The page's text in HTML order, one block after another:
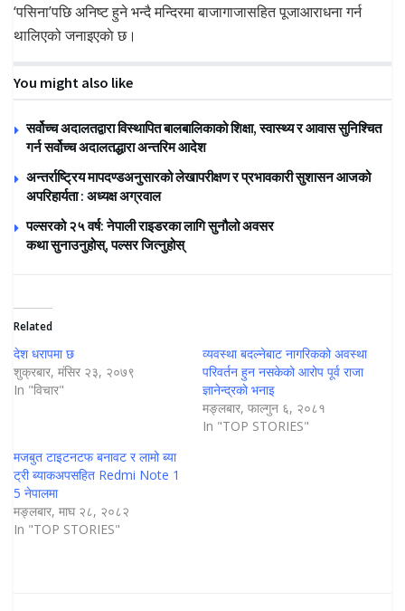
‘पसिना’पछि अनिष्ट हुने भन्दै मन्दिरमा बाजागाजासहित पूजाआराधना गर्न
थालिएको जनाइएकाे छ।
You might also like
सर्वोच्च अदालतद्वारा विस्थापित बालबालिकाको शिक्षा, स्वास्थ्य र आवास सुनिश्चित
गर्न सर्वोच्च अदालतद्धारा अन्तरिम आदेश
अन्तर्राष्ट्रिय मापदण्डअनुसारको लेखापरीक्षण र प्रभावकारी सुशासन आजको
अपरिहार्यता : अध्यक्ष अग्रवाल
पल्सरको २५ वर्ष: नेपाली राइडरका लागि सुनौलो अवसर
कथा सुनाउनुहोस्, पल्सर जित्नुहोस्
Related
देश धरापमा छ
शुक्रबार, मंसिर २३, २०७९
In "विचार"
व्यवस्था बदल्नेबाट नागरिकको अवस्था
परिवर्तन हुन नसकेको आरोप पूर्व राजा
ज्ञानेन्द्रकाे भनाइ
मङ्लबार, फाल्गुन ६, २०८१
In "TOP STORIES"
मजबुत टाइटनटफ बनावट र लामो ब्या
ट्री ब्याकअपसहित Redmi Note 1
5 नेपालमा
मङ्लबार, माघ २८, २०८२
In "TOP STORIES"